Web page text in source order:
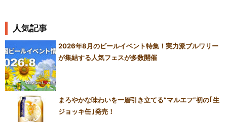
人気記事
2026年8月のビールイベント特集！実力派ブルワリー
が集結する人気フェスが多数開催
まろやかな味わいを一層引き立てる“マルエフ”初の｢生
ジョッキ缶｣発売！